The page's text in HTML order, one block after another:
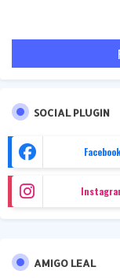
SOCIAL PLUGIN
AMIGO LEAL